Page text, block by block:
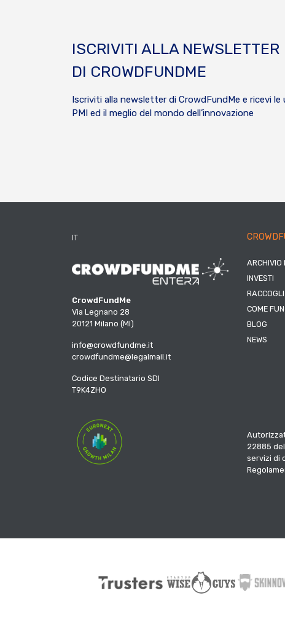
ISCRIVITI ALLA NEWSLETTER
DI CROWDFUNDME
Iscriviti alla newsletter di CrowdFundMe e ricevi
PMI ed il meglio del mondo dell’innovazione
IT
CrowdFundMe
Via Legnano 28
20121 Milano (MI)
info@crowdfundme.it
crowdfundme@legalmail.it
Codice Destinatario SDI
T9K4ZHO
ARCHIVIO
INVESTI
RACCOGLI
COME
BLOG
NEWS
22885
servizi di